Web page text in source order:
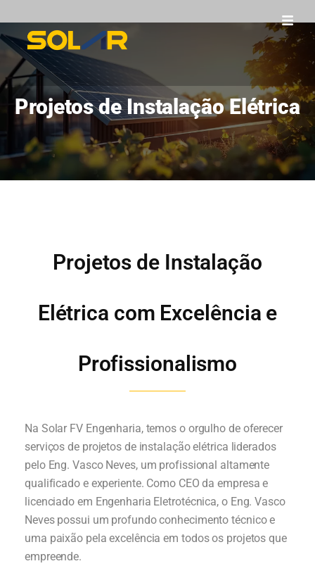
Projetos de Instalação Elétrica
Projetos de Instalação
Elétrica com Excelência e
Profissionalismo
Na Solar FV Engenharia, temos o orgulho de oferecer
serviços de projetos de instalação elétrica liderados
pelo Eng. Vasco Neves, um profissional altamente
qualificado e experiente. Como CEO da empresa e
licenciado em Engenharia Eletrotécnica, o Eng. Vasco
Neves possui um profundo conhecimento técnico e
uma paixão pela excelência em todos os projetos que
empreende.